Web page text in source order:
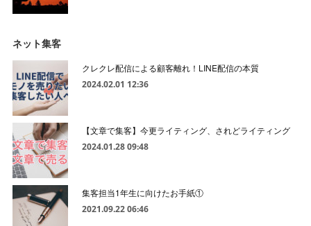
ネット集客
クレクレ配信による顧客離れ！LINE配信の本質
2024.02.01 12:36
【文章で集客】今更ライティング、されどライティング
2024.01.28 09:48
集客担当1年生に向けたお手紙①
2021.09.22 06:46